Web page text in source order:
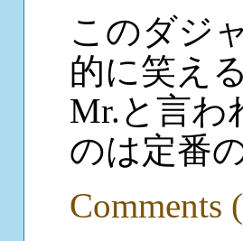
このダジ
的に笑え
Mr.と言わ
のは定番
Comments